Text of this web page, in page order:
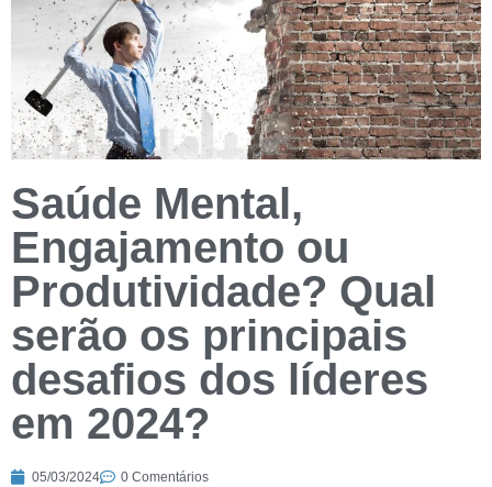
Saúde Mental,
Engajamento ou
Produtividade? Qual
serão os principais
desafios dos líderes
em 2024?
05/03/2024 0 Comentários